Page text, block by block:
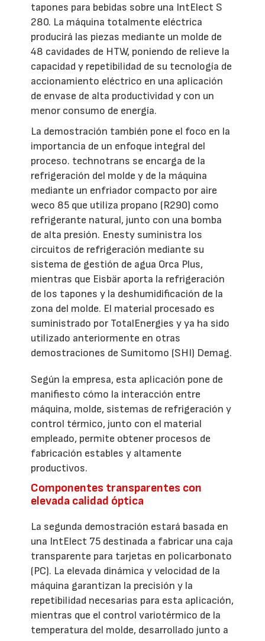
tapones para bebidas sobre una IntElect S
280. La máquina totalmente eléctrica
producirá las piezas mediante un molde de
48 cavidades de HTW, poniendo de relieve la
capacidad y repetibilidad de su tecnología de
accionamiento eléctrico en una aplicación
de envase de alta productividad y con un
menor consumo de energía.
La demostración también pone el foco en la
importancia de un enfoque integral del
proceso. technotrans se encarga de la
refrigeración del molde y de la máquina
mediante un enfriador compacto por aire
weco 85 que utiliza propano (R290) como
refrigerante natural, junto con una bomba
de alta presión. Enesty suministra los
circuitos de refrigeración mediante su
sistema de gestión de agua Orca Plus,
mientras que Eisbär aporta la refrigeración
de los tapones y la deshumidificación de la
zona del molde. El material procesado es
suministrado por TotalEnergies y ya ha sido
utilizado anteriormente en otras
demostraciones de Sumitomo (SHI) Demag.
Según la empresa, esta aplicación pone de
manifiesto cómo la interacción entre
máquina, molde, sistemas de refrigeración y
control térmico, junto con el material
empleado, permite obtener procesos de
fabricación estables y altamente
productivos.
Componentes transparentes con
elevada calidad óptica
La segunda demostración estará basada en
una IntElect 75 destinada a fabricar una caja
transparente para tarjetas en policarbonato
(PC). La elevada dinámica y velocidad de la
máquina garantizan la precisión y la
repetibilidad necesarias para esta aplicación,
mientras que el control variotérmico de la
temperatura del molde, desarrollado junto a